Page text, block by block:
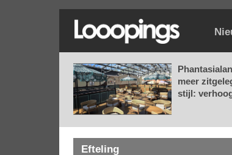
meer
stijl:
Efteling